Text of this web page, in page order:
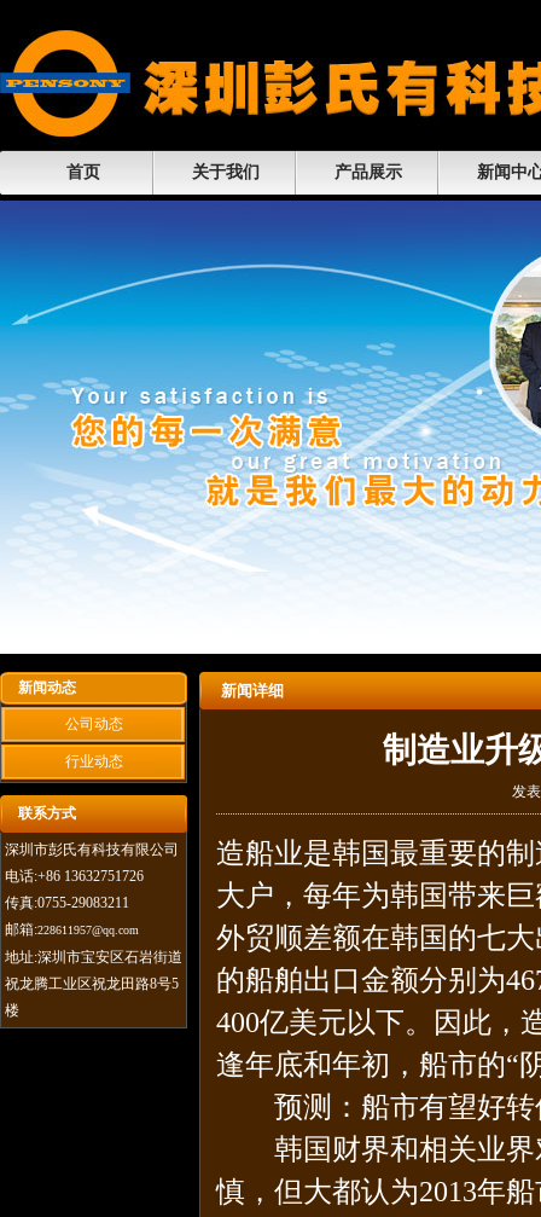
首页 关于我们 产品展示 新闻中
新闻动态
公司动态
行业动态
联系方式
深圳市彭氏有科技有限公司
电话:+86 13632751726
传真:0755-29083211
邮箱:228611957@qq.com
地址:深圳市宝安区石岩街道
祝龙腾工业区祝龙田路8号5
楼
新闻详细
制造业升
发
造船业是韩国最重要的
大户，每年为韩国带来
外贸顺差额在韩国的七
的船舶出口金额分别为
400亿美元以下。因此，
逢年底和年初，船市的“
预测：船市有望好转
韩国财界和相关业界
慎，但大都认为2013年